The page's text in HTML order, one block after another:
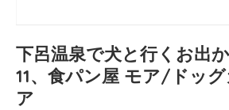
下呂温泉で犬と行くお出
11、食パン屋 モア/ドッ
ア